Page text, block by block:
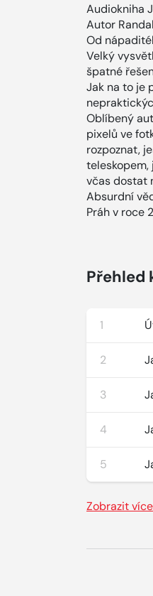
Audiokniha
Autor
Od
Velký
špatné
Jak na to je
Oblíbený
pixelů ve
rozpoznat,
teleskopem,
včas dostat
Absurdní
Práh v roce
Přehled
1
2
3
4
5
Zobrazit více